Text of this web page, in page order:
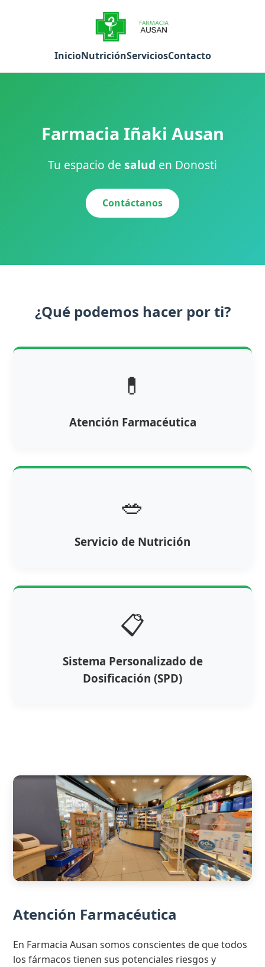
InicioNutriciónServiciosContacto
Farmacia Iñaki Ausan
Tu espacio de salud en Donosti
Contáctanos
¿Qué podemos hacer por ti?
💊
Atención Farmacéutica
🥗
Servicio de Nutrición
📋
Sistema Personalizado de
Dosificación (SPD)
Atención Farmacéutica
En Farmacia Ausan somos conscientes de que todos
los fármacos tienen sus potenciales riesgos y